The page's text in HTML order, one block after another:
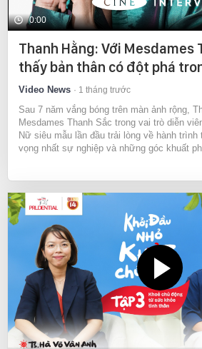
0:00
Thanh Hằng: Với Mesdames
thấy bản thân có đột phá
Video News 1 tháng trước
Sau 7 năm vắng bóng trên màn ảnh rộng,
Mesdames Thanh Sắc trong vai trò diễn
Nữ siêu mẫu lần đầu trải lòng về hành
vọng nhất sự nghiệp và những góc khuất